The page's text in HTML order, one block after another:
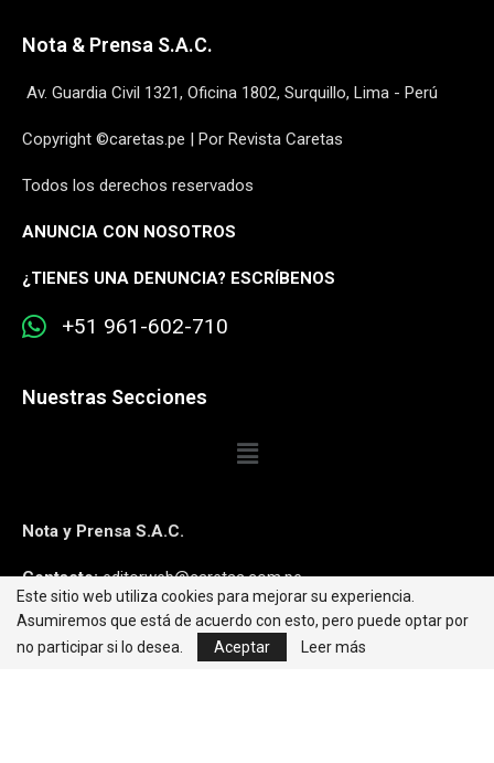
Nota & Prensa S.A.C.
Av. Guardia Civil 1321, Oficina 1802, Surquillo, Lima - Perú
Copyright ©caretas.pe | Por Revista Caretas
Todos los derechos reservados
ANUNCIA CON NOSOTROS
¿TIENES UNA DENUNCIA? ESCRÍBENOS
+51 961-602-710
Nuestras Secciones
Nota y Prensa S.A.C.
Contacto:editorweb@caretas.com.pe
Síguenos:
Este sitio web utiliza cookies para mejorar su experiencia.
Asumiremos que está de acuerdo con esto, pero puede optar por
no participar si lo desea.
Aceptar Leer más